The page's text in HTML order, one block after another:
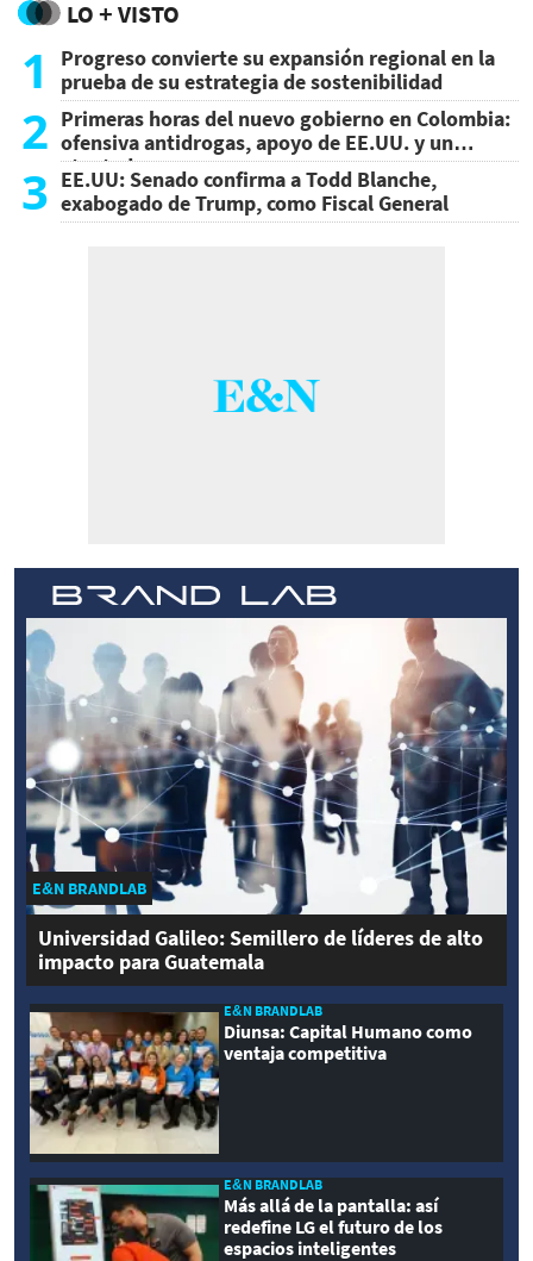
LO + VISTO
1
Progreso convierte su expansión regional en la
prueba de su estrategia de sostenibilidad
2 Primeras horas del nuevo gobierno en Colombia:
ofensiva antidrogas, apoyo de EE.UU. y un
atentado
3 EE.UU: Senado confirma a Todd Blanche,
exabogado de Trump, como Fiscal General
E&N BRANDLAB
Universidad Galileo: Semillero de líderes de alto
impacto para Guatemala
E&N BRANDLAB
Diunsa: Capital Humano como
ventaja competitiva
E&N BRANDLAB
Más allá de la pantalla: así
redefine LG el futuro de los
espacios inteligentes